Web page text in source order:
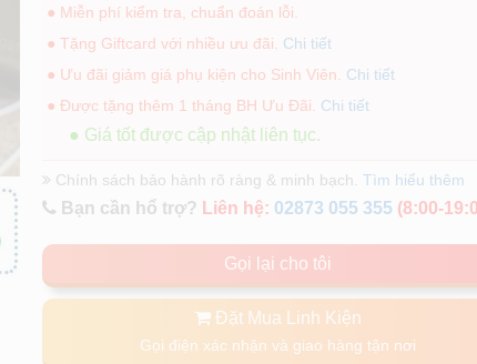
● Miễn phí kiểm tra, chuẩn đoán lỗi.
● Tặng Giftcard với nhiều ưu đãi. Chi tiết
● Ưu đãi giảm giá phụ kiện cho Sinh Viên. Chi tiết
● Được tặng thêm 1 tháng BH Ưu Đãi. Chi tiết
● Giá tốt được cập nhật liên tục.
Chính sách bảo hành rõ ràng & minh bạch.Tìm hiểu thêm
Bạn cần hổ trợ? Liên hệ: 02873 055 355 (8:00-
Gọi lại cho tôi
Đặt Mua Linh Kiện
Gọi điện xác nhận và giao hàng tận nơi